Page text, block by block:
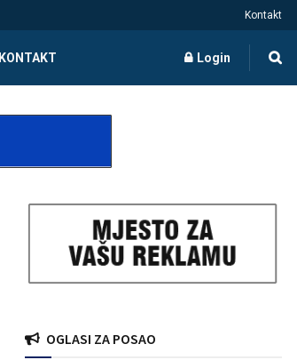
Kontakt
KONTAKT Login
OGLASI ZA POSAO